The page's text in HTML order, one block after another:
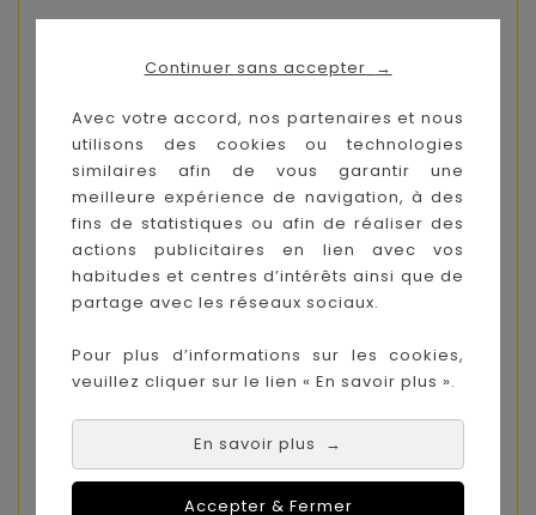
Continuer sans accepter →
Avec votre accord, nos partenaires et nous
utilisons des cookies ou technologies
similaires afin de vous garantir une
meilleure expérience de navigation, à des
fins de statistiques ou afin de réaliser des
actions publicitaires en lien avec vos
habitudes et centres d’intérêts ainsi que de
partage avec les réseaux sociaux.
Pour plus d’informations sur les cookies,
veuillez cliquer sur le lien « En savoir plus ».
En savoir plus →
Accepter & Fermer
Version Ski : L’hiver en ville : des skis se
la PRIAM en une motoneige élégante.
Version plage : Confronté à des obstacles
comme les escaliers, des terrains peu
praticables comme à la plage ou
en forêt, la PRIAM peut facilement passer en
mode deux roues, sans enlever le siège.
Version shopping XXL : La PRIAM impressionne
avec ce panier shopping spacieux et
facilement accessible qui peut être agrandi si
Fonction chaise haute : La hauteur du siège de
la PRIAM est parfaitement adaptée à une table
moyenne (de 80 cm de haut), ce qui